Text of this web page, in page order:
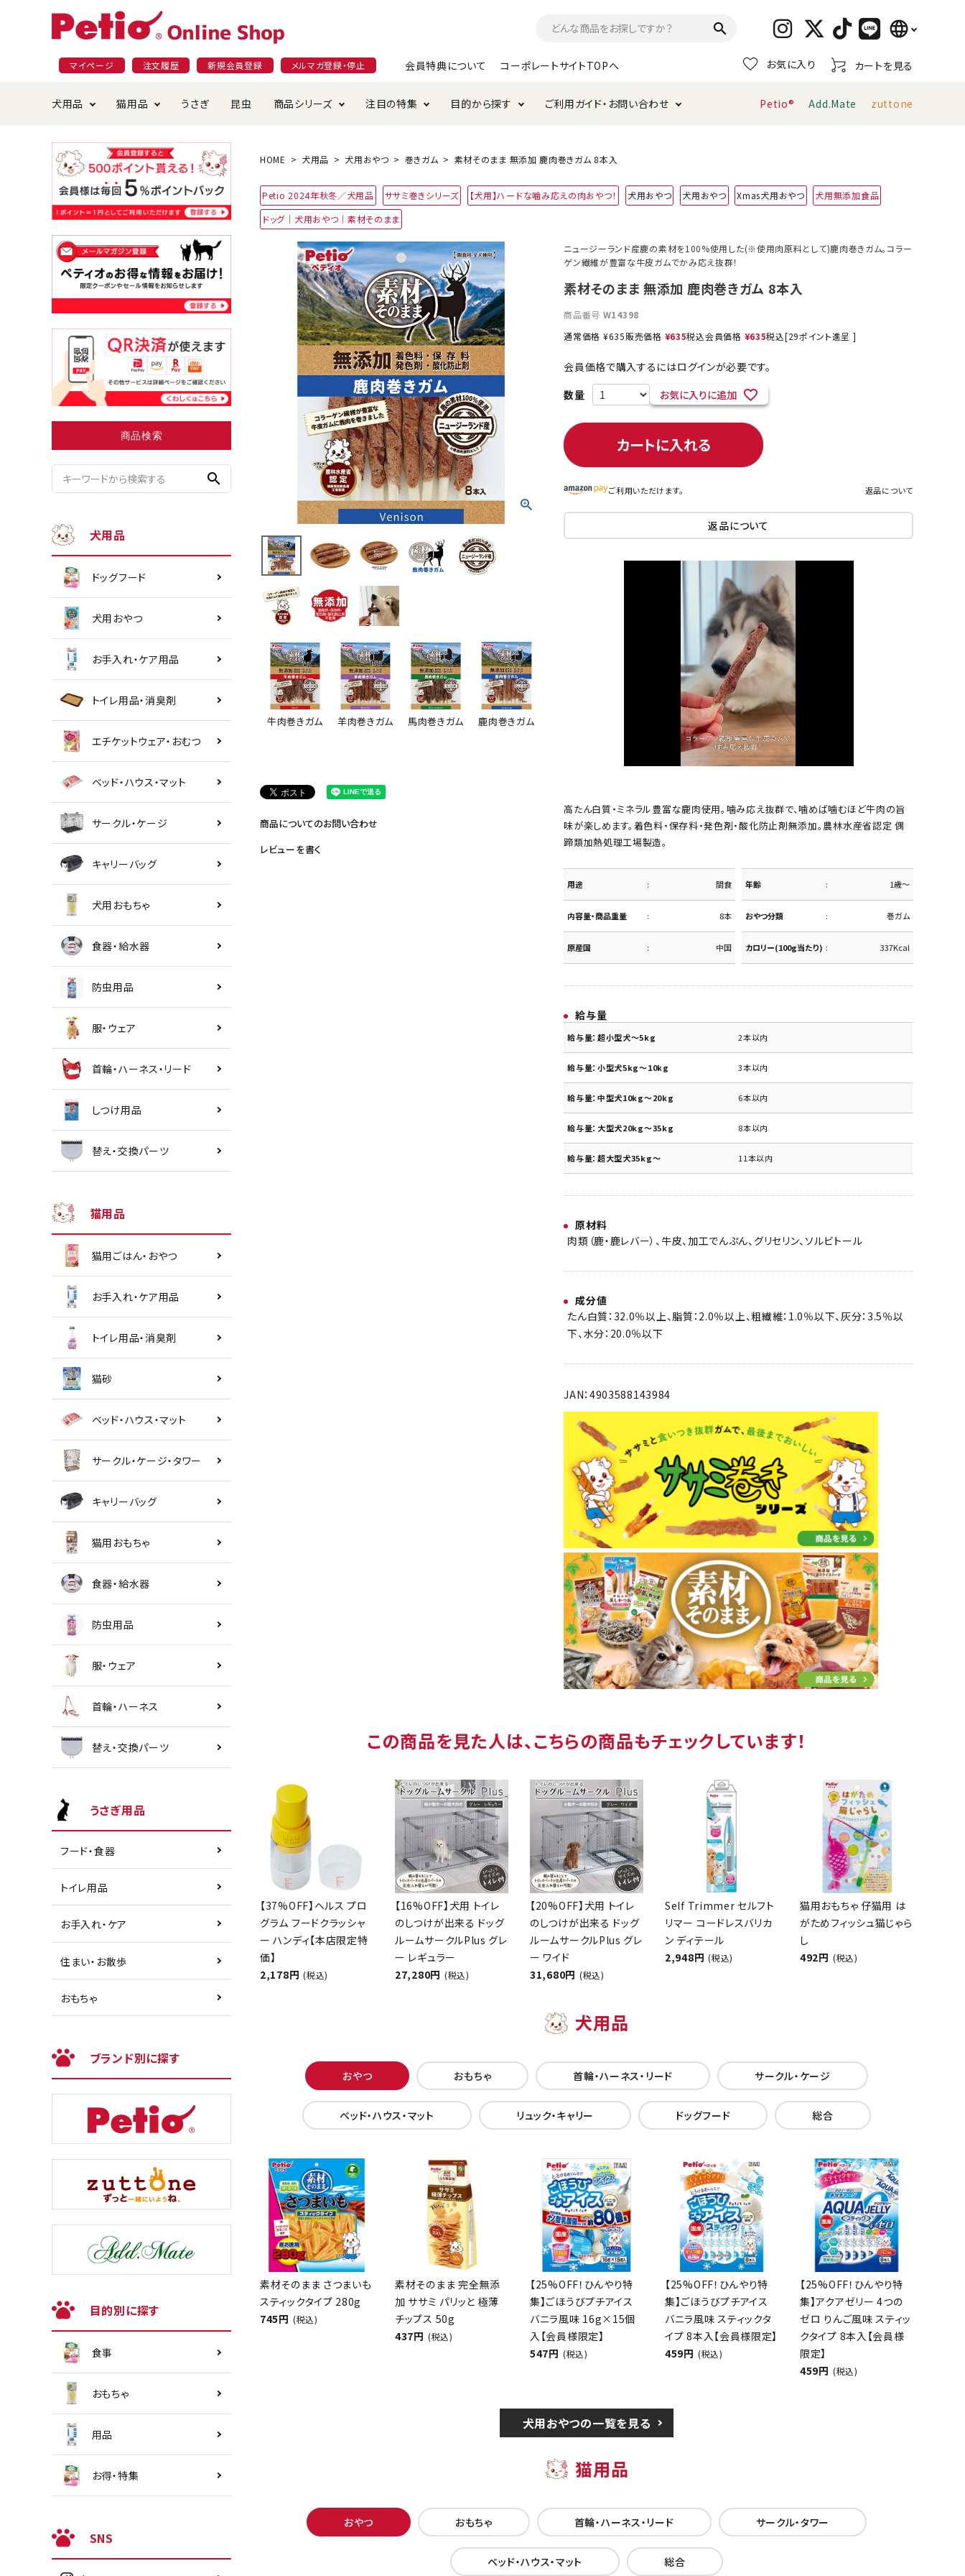
search language
日本語
English
マイページ 注文履歴 新規会員登録 メルマガ登録・停止 会員特典について コーポレートサイトTOPへ お気に入り カートを見る
犬用品
ドッグフード おやつ お手入れ・ケア用品
ペットシーツ ベッド・ハウス・マット サークル・ケージ キャリーバッグ
おもちゃ 食器・給水器 服・ウェア
首輪・ハーネス・リード しつけ用品 替え・交換パーツ
猫用品
ごはん・おやつ お手入れ・ケア用品 トイレタリー・消臭剤
ベッド・ハウス・マット サークル・ケージ・タワー キャリーバッグ おもちゃ
食器・給水器 防虫用品 首輪・ハーネス
替え・交換パーツ
うさぎ 昆虫 商品シリーズ
プラクト 素材そのまま 極上
注目の特集
夜のお散歩特集 無添加特集 けりぐるみ特集
目的から探す
国産フード&おやつ特集 穀物不使用のグレインフリー
じゃらして遊ぶ 引っ張って遊ぶ 投げて遊ぶ デンタルおもちゃ
またたび・元気草 夜のお散歩
小型犬にオススメ ダイエット中にオススメ まとめ買いでオトク！！ ネコポス対象商品一覧
ご利用ガイド・お問い合わせ
ショッピングガイド 会員特典について ご注文方法について
返品・交換について オンラインショップ利用規約
Petio® Add.Mate zuttone
商品検索
search
犬用品
ドッグフード
犬用おやつ
お手入れ・ケア用品
トイレ用品・消臭剤
エチケットウェア・おむつ
ベッド・ハウス・マット
サークル・ケージ
キャリーバッグ
犬用おもちゃ
食器・給水器
防虫用品
服・ウェア
首輪・ハーネス・リード
しつけ用品
替え・交換パーツ
猫用品
猫用ごはん・おやつ
お手入れ・ケア用品
トイレ用品・消臭剤
猫砂
ベッド・ハウス・マット
サークル・ケージ・タワー
キャリーバッグ
猫用おもちゃ
食器・給水器
防虫用品
服・ウェア
首輪・ハーネス
替え・交換パーツ
うさぎ用品
フード・食器
トイレ用品
お手入れ・ケア
住まい・お散歩
おもちゃ
ブランド別に探す
目的別に探す
食事
おもちゃ
用品
お得・特集
SNS
HOME 犬用品 犬用おやつ 巻きガム 素材そのまま 無添加 鹿肉巻きガム 8本入
Petio 2024年秋冬／犬用品 ササミ巻きシリーズ 【犬用】ハードな噛み応えの肉おやつ！ 犬用おやつ 犬用おやつ Xmas犬用おやつ
犬用無添加食品
ドッグ｜犬用おやつ｜素材そのまま
牛肉巻きガム 羊肉巻きガム 馬肉巻きガム 鹿肉巻きガム
商品についてのお問い合わせ
レビューを書く
ニュージーランド産鹿の素材を100%使用した(※使用肉原料として)鹿肉巻きガム。コラー
ゲン繊維が豊富な牛皮ガムでかみ応え抜群！
素材そのまま 無添加 鹿肉巻きガム 8本入
商品番号 W14398
通常価格 ¥635販売価格 ¥635税込会員価格 ¥635税込[29ポイント進呈 ]
会員価格で購入するにはログインが必要です。
お気に入りに追加
カートに入れる
ご利用いただけます。 返品について
返品について
高たん白質・ミネラル豊富な鹿肉使用。噛み応え抜群で、噛めば噛むほど牛肉の旨
味が楽しめます。着色料・保存料・発色剤・酸化防止剤無添加。農林水産省認定 偶
蹄類加熱処理工場製造。
用途 間食 年齢 1歳～
内容量・商品重量 8本 おやつ分類 巻ガム
原産国 中国 カロリー(100g当たり) 337Kcal
給与量
給与量：超小型犬～5kg 2本以内
給与量：小型犬5kg～10kg 3本以内
給与量：中型犬10kg～20kg 6本以内
給与量：大型犬20kg～35kg 8本以内
給与量：超大型犬35kg～ 11本以内
原材料
肉類（鹿・鹿レバー）、牛皮、加工でんぷん、グリセリン、ソルビトール
成分値
たん白質：32.0％以上、脂質：2.0％以上、粗繊維：1.0％以下、灰分：3.5％以
下、水分：20.0％以下
JAN：4903588143984
この商品を見た人は、こちらの商品もチェックしています！
【37%OFF】ヘルス プロ
グラム フードクラッシャ
ー ハンディ【本店限定特
価】
2,178円 (税込)
【16%OFF】犬用 トイレ
のしつけが出来る ドッグ
ルームサークルPlus グレ
ー レギュラー
27,280円 (税込)
【20%OFF】犬用 トイレ
のしつけが出来る ドッグ
ルームサークルPlus グレ
ー ワイド
31,680円 (税込)
Self Trimmer セルフト
リマー コードレスバリカ
ン ディテール
2,948円 (税込)
猫用おもちゃ 仔猫用 は
がためフィッシュ猫じゃら
し
492円 (税込)
犬用品
おやつ おもちゃ 首輪・ハーネス・リード サークル・ケージ
ベッド・ハウス・マット リュック・キャリー ドッグフード 総合
素材そのまま さつまいも
スティックタイプ 280g
745円 (税込)
素材そのまま 完全無添
加 ササミ パリッと 極薄
チップス 50g
437円 (税込)
【25%OFF！ひんやり特
集】ごほうびプチアイス
バニラ風味 16g×15個
入【会員様限定】
547円 (税込)
【25%OFF！ひんやり特
集】ごほうびプチアイス
バニラ風味 スティックタ
イプ 8本入【会員様限定】
459円 (税込)
【25%OFF！ひんやり特
集】アクアゼリー 4つの
ゼロ りんご風味 スティッ
クタイプ 8本入【会員様
限定】
459円 (税込)
犬用おやつの一覧を見る
猫用品
おやつ おもちゃ 首輪・ハーネス・リード サークル・タワー
ベッド・ハウス・マット 総合